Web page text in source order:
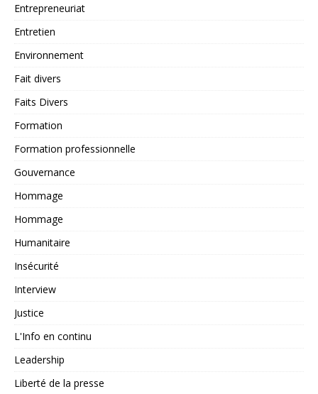
Entrepreneuriat
Entretien
Environnement
Fait divers
Faits Divers
Formation
Formation professionnelle
Gouvernance
Hommage
Hommage
Humanitaire
Insécurité
Interview
Justice
L'Info en continu
Leadership
Liberté de la presse